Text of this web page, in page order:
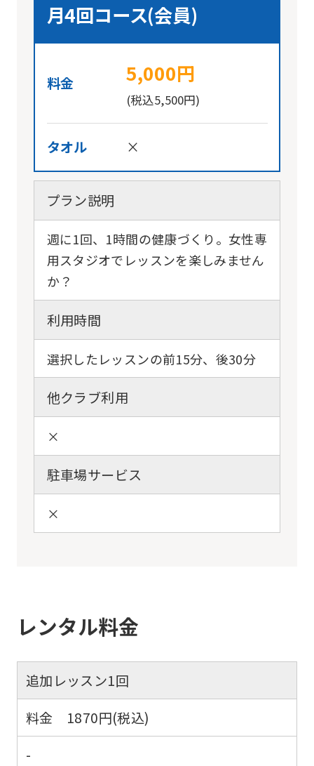
月4回コース(会員)
料金 5,000円
(税込5,500円)
タオル ×
プラン説明
週に1回、1時間の健康づくり。女性専
用スタジオでレッスンを楽しみません
か？
利用時間
選択したレッスンの前15分、後30分
他クラブ利用
×
駐車場サービス
×
レンタル料金
追加レッスン1回
料金 1870円(税込)
-
foreigners
Sports